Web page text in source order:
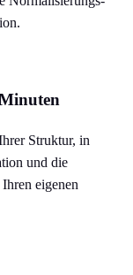
Struktur, in
und die
eigenen